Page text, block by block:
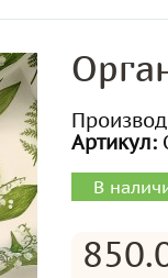
Артикул:
В